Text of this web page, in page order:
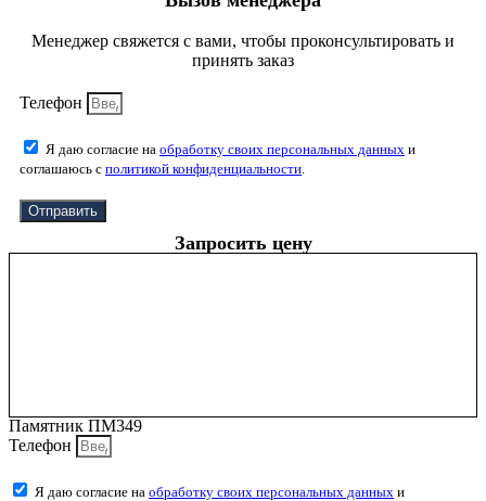
Менеджер свяжется с вами, чтобы проконсультировать и
принять заказ
Телефон
Я даю согласие на обработку своих персональных данных и
соглашаюсь с политикой конфиденциальности
Отправить
Запросить цену
Памятник ПМ349
Телефон
Я даю согласие на обработку своих персональных данных и